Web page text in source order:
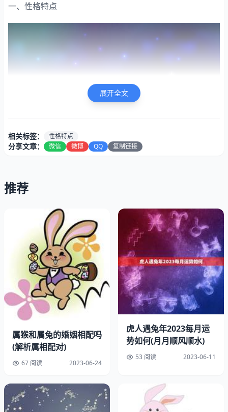
一、性格特点
1986年出生的属虎人，性格独立、自信、果断、勇敢，喜
欢冒险和挑战。他们有着强烈的进取心和竞争，不断追求自
我提升和。他们也很有创造力和想象力，善于发现问题和解
决问题。
二、配偶类型
展开全文
相关标签： 性格特点
分享文章： 微信 微博 QQ 复制链接
推荐
属猴和属兔的婚姻相配吗
(解析属相配对)
67 阅读 2023-06-24
虎人遇兔年2023每月运
势如何(月月顺风顺水)
53 阅读 2023-06-11